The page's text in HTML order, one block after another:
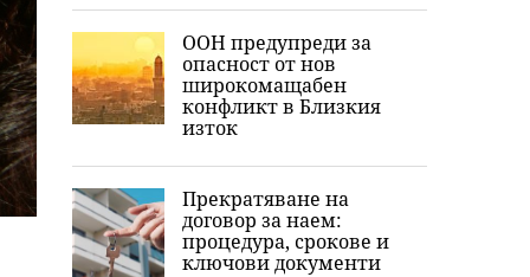
ООН предупреди за
опасност от нов
широкомащабен
конфликт в Близкия
изток
Прекратяване на
договор за наем:
процедура, срокове и
ключови документи